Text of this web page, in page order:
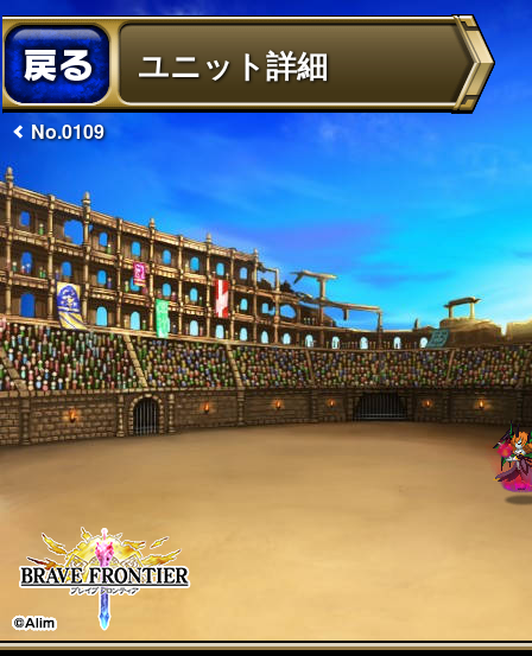
ユニット詳細
No.0109